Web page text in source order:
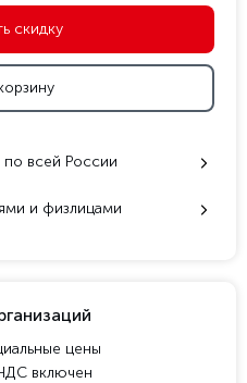
скидку
по всей России
и физлицами
цены
включен